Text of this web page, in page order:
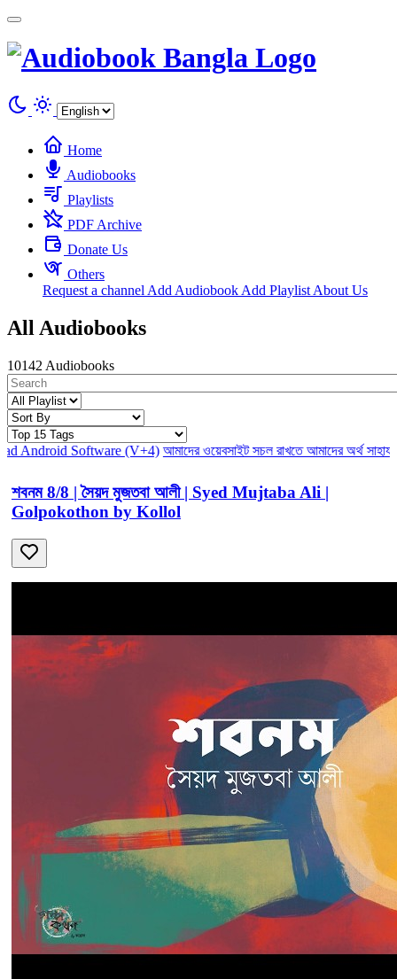
Home
Audiobooks
Playlists
PDF Archive
Donate Us
Others
Request a channel Add Audiobook Add Playlist About Us
All Audiobooks
10142 Audiobooks
(V+4) আমাদের ওয়েবসাইট সচল রাখতে আমাদের অর্থ সাহায্য করুন। আমরা
শবনম 8/8 | সৈয়দ মুজতবা আলী | Syed Mujtaba Ali |
Golpokothon by Kollol